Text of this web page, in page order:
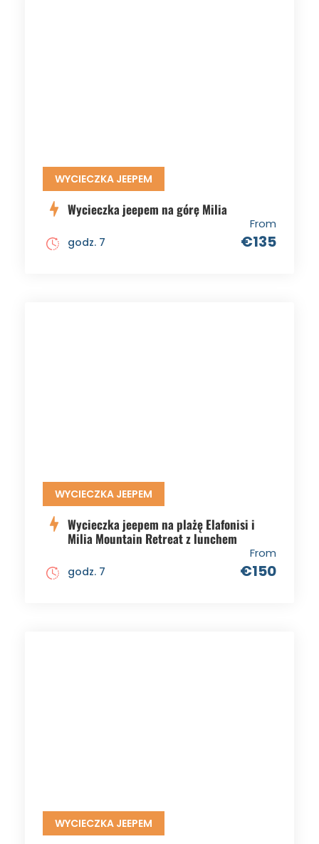
WYCIECZKA JEEPEM
Wycieczka jeepem na górę Milia
From
€135
godz. 7
WYCIECZKA JEEPEM
Wycieczka jeepem na plażę Elafonisi i
Milia Mountain Retreat z lunchem
From
€150
godz. 7
WYCIECZKA JEEPEM